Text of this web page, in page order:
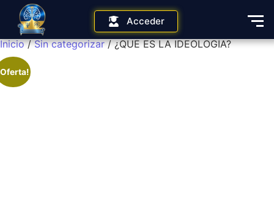
Acceder
Inicio/Sin categorizar/ ¿QUÉ ES LA IDEOLOGÍA?